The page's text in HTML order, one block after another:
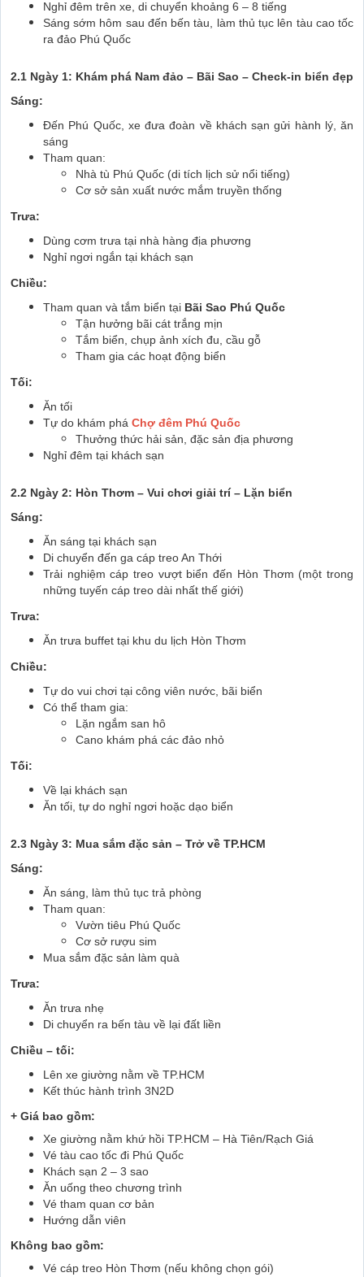
Nghỉ đêm trên xe, di chuyển khoảng 6 – 8 tiếng
Sáng sớm hôm sau đến bến tàu, làm thủ tục lên tàu cao tốc
ra đảo Phú Quốc
2.1 Ngày 1: Khám phá Nam đảo – Bãi Sao – Check-in biển đẹp
Sáng:
Đến Phú Quốc, xe đưa đoàn về khách sạn gửi hành lý, ăn
sáng
Tham quan:
Nhà tù Phú Quốc (di tích lịch sử nổi tiếng)
Cơ sở sản xuất nước mắm truyền thống
Trưa:
Dùng cơm trưa tại nhà hàng địa phương
Nghỉ ngơi ngắn tại khách sạn
Chiều:
Tham quan và tắm biển tại Bãi Sao Phú Quốc
Tận hưởng bãi cát trắng mịn
Tắm biển, chụp ảnh xích đu, cầu gỗ
Tham gia các hoạt động biển
Tối:
Ăn tối
Tự do khám phá Chợ đêm Phú Quốc
Thưởng thức hải sản, đặc sản địa phương
Nghỉ đêm tại khách sạn
2.2 Ngày 2: Hòn Thơm – Vui chơi giải trí – Lặn biển
Sáng:
Ăn sáng tại khách sạn
Di chuyển đến ga cáp treo An Thới
Trải nghiệm cáp treo vượt biển đến Hòn Thơm (một trong
những tuyến cáp treo dài nhất thế giới)
Trưa:
Ăn trưa buffet tại khu du lịch Hòn Thơm
Chiều:
Tự do vui chơi tại công viên nước, bãi biển
Có thể tham gia:
Lặn ngắm san hô
Cano khám phá các đảo nhỏ
Tối:
Về lại khách sạn
Ăn tối, tự do nghỉ ngơi hoặc dạo biển
2.3 Ngày 3: Mua sắm đặc sản – Trở về TP.HCM
Sáng:
Ăn sáng, làm thủ tục trả phòng
Tham quan:
Vườn tiêu Phú Quốc
Cơ sở rượu sim
Mua sắm đặc sản làm quà
Trưa:
Ăn trưa nhẹ
Di chuyển ra bến tàu về lại đất liền
Chiều – tối:
Lên xe giường nằm về TP.HCM
Kết thúc hành trình 3N2D
+ Giá bao gồm:
Xe giường nằm khứ hồi TP.HCM – Hà Tiên/Rạch Giá
Vé tàu cao tốc đi Phú Quốc
Khách sạn 2 – 3 sao
Ăn uống theo chương trình
Vé tham quan cơ bản
Hướng dẫn viên
Không bao gồm:
Vé cáp treo Hòn Thơm (nếu không chọn gói)